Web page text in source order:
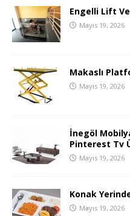
Engelli Lift
Mayıs 19, 2026
Makaslı
Mayıs 19, 2026
İnegöl
Pinterest Tv
Mayıs 19, 2026
Konak
Mayıs 19, 2026